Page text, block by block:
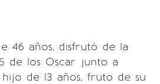
46 años, disfrutó de la
de los Oscar junto a
hijo de 13 años, fruto de su